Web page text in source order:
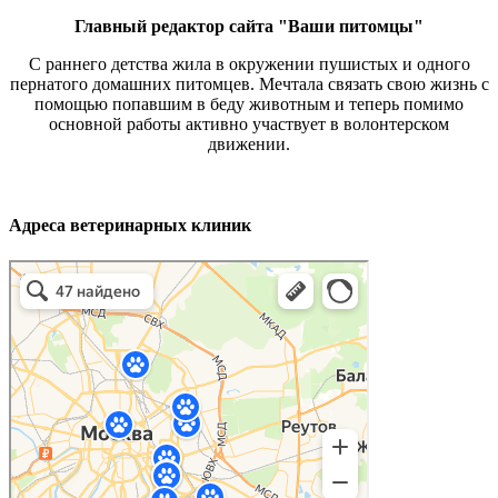
Главный редактор сайта "Ваши питомцы"
С раннего детства жила в окружении пушистых и одного
пернатого домашних питомцев. Мечтала связать свою жизнь с
помощью попавшим в беду животным и теперь помимо
основной работы активно участвует в волонтерском
движении.
Адреса ветеринарных клиник